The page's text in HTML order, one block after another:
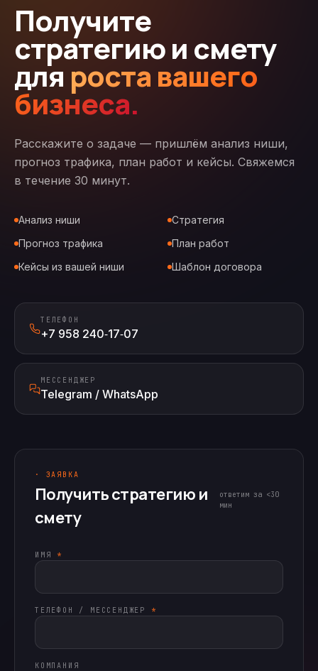
Получите
стратегию и смету
для роста вашего
бизнеса.
Расскажите о задаче — пришлём анализ ниши,
прогноз трафика, план работ и кейсы. Свяжемся
в течение 30 минут.
Анализ ниши
Стратегия
Прогноз трафика
План работ
Кейсы из вашей ниши
Шаблон договора
ТЕЛЕФОН
+7 958 240‑17‑07
МЕССЕНДЖЕР
Telegram / WhatsApp
· ЗАЯВКА
Получить стратегию и
смету
ответим за <30
мин
ИМЯ *
ТЕЛЕФОН / МЕССЕНДЖЕР *
КОМПАНИЯ